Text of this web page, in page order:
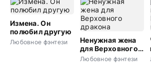
Измена. Он
полюбил другую
Любовное фэнтези
Ненужная жена
для Верховного
дракона
Любовное фэнтези